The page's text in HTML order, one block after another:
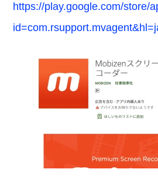
https://play.google.com/store/